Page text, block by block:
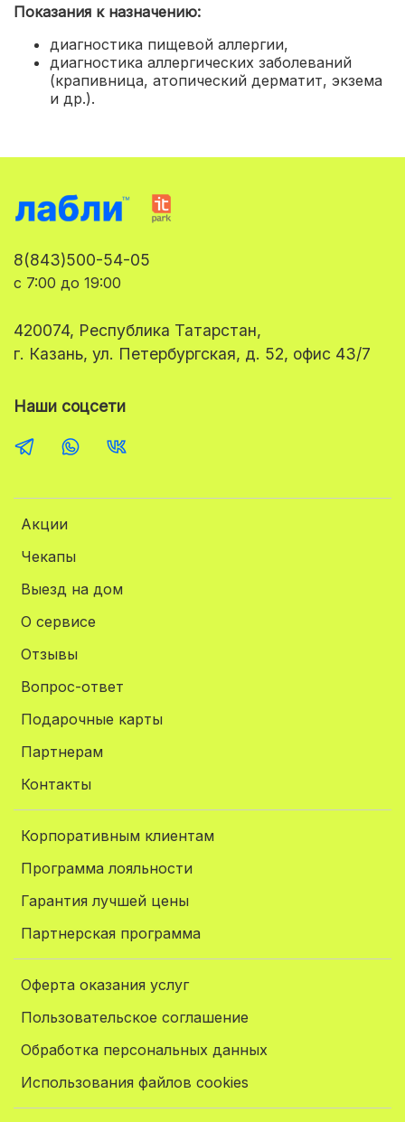
Показания к назначению:
диагностика пищевой аллергии,
диагностика аллергических заболеваний
(крапивница, атопический дерматит, экзема
и др.).
Акции
Чекапы
Выезд на дом
О сервисе
Отзывы
Вопрос-ответ
Подарочные карты
Партнерам
Контакты
Корпоративным клиентам
Программа лояльности
Гарантия лучшей цены
Партнерская программа
Оферта оказания услуг
Пользовательское соглашение
Обработка персональных данных
Использования файлов cookies
8(843)500-54-05
с 7:00 до 19:00
420074, Республика Татарстан,
г. Казань, ул. Петербургская, д. 52, офис 43/7
Наши соцсети